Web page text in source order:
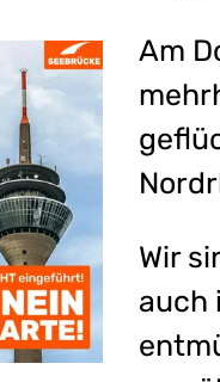
Am
Wir
auch